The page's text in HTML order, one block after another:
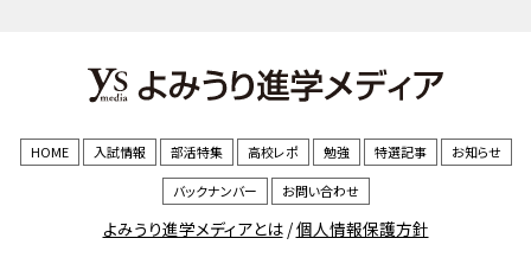
HOME 入試情報 部活特集 高校レポ 勉強 特選記事 お知らせ
バックナンバー お問い合わせ
よみうり進学メディアとは/個人情報保護方針